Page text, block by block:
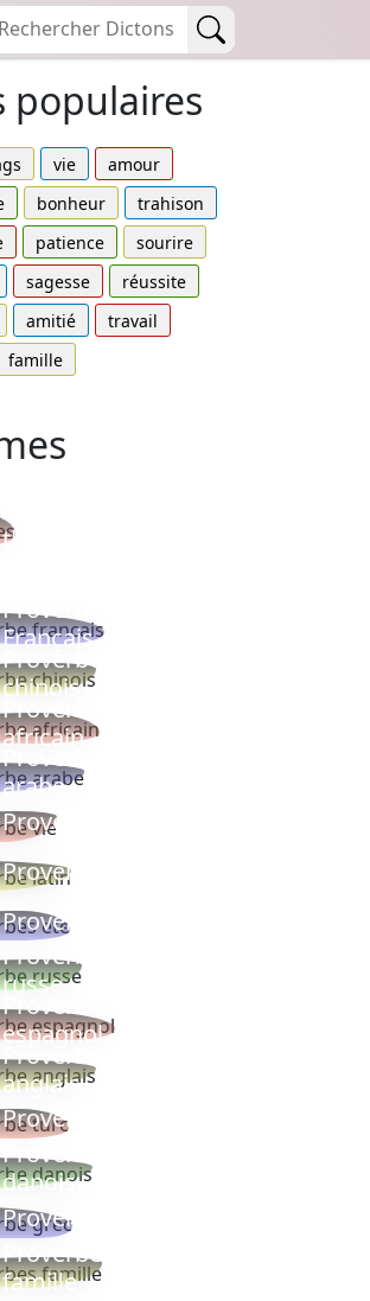
populaires
vie
amour
bonheur
trahison
patience
sourire
sagesse
réussite
amitié
travail
famille
thèmes
Proverbe
Français
Proverbe
chinois
Proverbe
africain
Proverbe
arabe
Proverbe vie
Proverbe latin
Proverbes ete
Proverbe
russe
Proverbe
espagnol
Proverbe
anglais
Proverbe turc
Proverbe
danois
Proverbe grec
Proverbes
famille